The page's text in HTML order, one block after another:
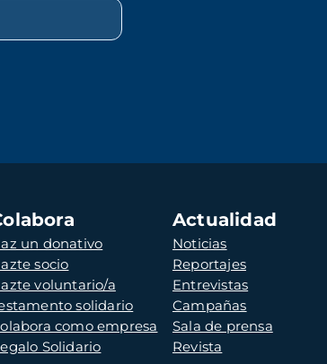
un donativo
socio
voluntario/a
solidario
como empresa
Solidario
Actualidad
Noticias
Reportajes
Entrevistas
Campañas
Sala de prensa
Revista